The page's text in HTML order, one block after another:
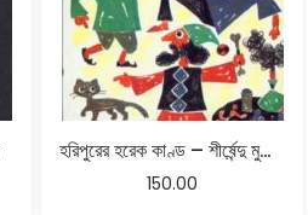
হরিপুরের হরেক কাণ্ড – শীর্ষেন্দু মুখোপাধ্যায়
150.00